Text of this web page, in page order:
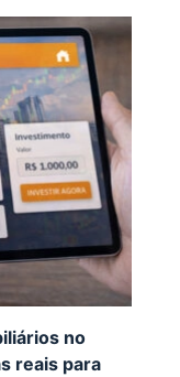
no
reais para